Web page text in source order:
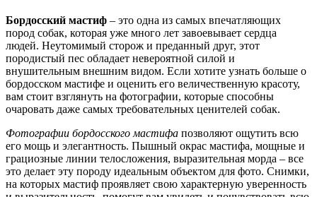
Бордосский мастиф – это одна из самых впечатляющих
пород собак, которая уже много лет завоевывает сердца
людей. Неутомимый сторож и преданный друг, этот
породистый пес обладает невероятной силой и
внушительным внешним видом. Если хотите узнать больше о
бордосском мастифе и оценить его величественную красоту,
вам стоит взглянуть на фотографии, которые способны
очаровать даже самых требовательных ценителей собак.
Фотографии бордосского мастифа позволяют ощутить всю
его мощь и элегантность. Пышный окрас мастифа, мощные и
грациозные линии телосложения, выразительная морда – все
это делает эту породу идеальным объектом для фото. Снимки,
на которых мастиф проявляет свою характерную уверенность